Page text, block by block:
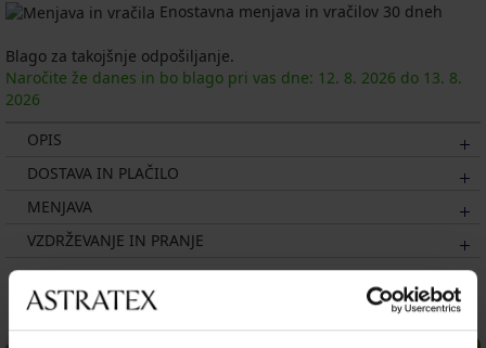
Enostavna menjava in vračilov 30 dneh
Blago za takojšnje odpošiljanje.
Naročite že danes in bo blago pri vas dne: 12. 8. 2026 do 13. 8.
2026
OPIS
DOSTAVA IN PLAČILO
MENJAVA
VZDRŽEVANJE IN PRANJE
Morda vam bo všeč